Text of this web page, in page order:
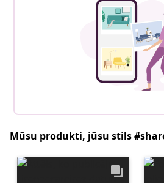
Mūsu produkti, jūsu stils